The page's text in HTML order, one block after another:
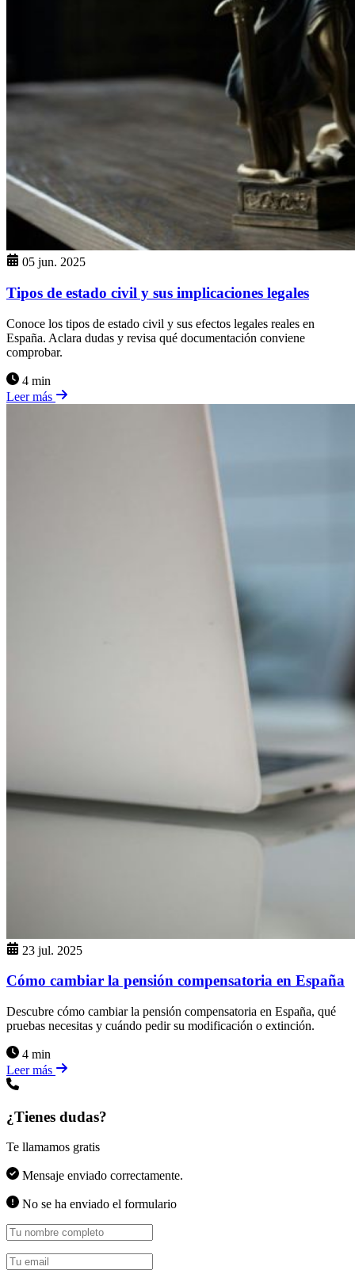
05 jun. 2025
Tipos de estado civil y sus implicaciones legales
Conoce los tipos de estado civil y sus efectos legales reales en
España. Aclara dudas y revisa qué documentación conviene
comprobar.
4 min
Leer más
23 jul. 2025
Cómo cambiar la pensión compensatoria en España
Descubre cómo cambiar la pensión compensatoria en España, qué
pruebas necesitas y cuándo pedir su modificación o extinción.
4 min
Leer más
¿Tienes dudas?
Te llamamos gratis
Mensaje enviado correctamente.
No se ha enviado el formulario